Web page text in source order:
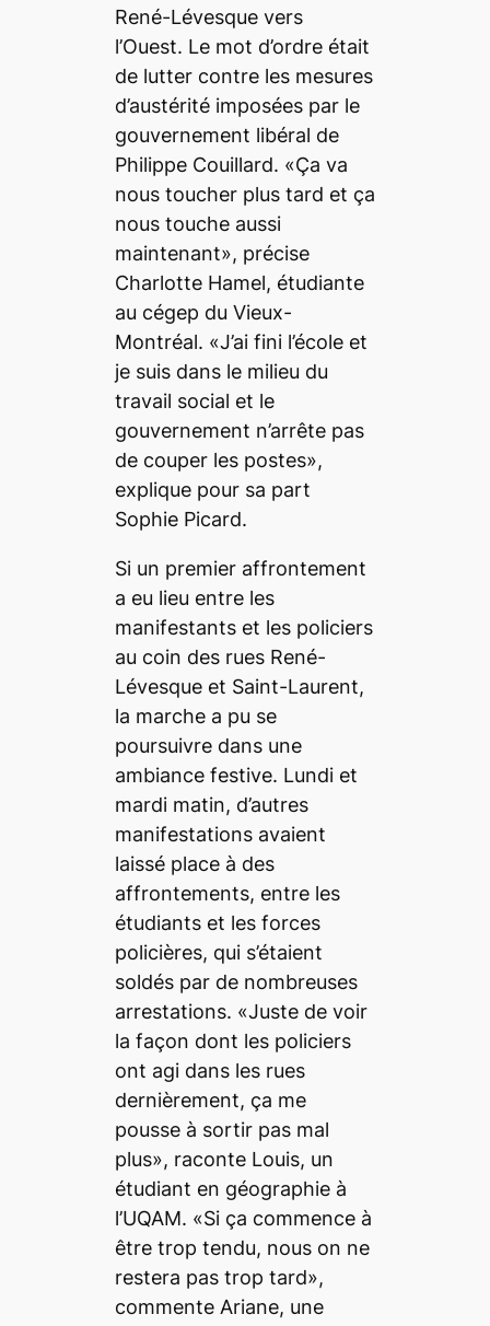
René-Lévesque vers
l’Ouest. Le mot d’ordre était
de lutter contre les mesures
d’austérité imposées par le
gouvernement libéral de
Philippe Couillard. «Ça va
nous toucher plus tard et ça
nous touche aussi
maintenant», précise
Charlotte Hamel, étudiante
au cégep du Vieux-
Montréal. «J’ai fini l’école et
je suis dans le milieu du
travail social et le
gouvernement n’arrête pas
de couper les postes»,
explique pour sa part
Sophie Picard.
Si un premier affrontement
a eu lieu entre les
manifestants et les policiers
au coin des rues René-
Lévesque et Saint-Laurent,
la marche a pu se
poursuivre dans une
ambiance festive. Lundi et
mardi matin, d’autres
manifestations avaient
laissé place à des
affrontements, entre les
étudiants et les forces
policières, qui s’étaient
soldés par de nombreuses
arrestations. «Juste de voir
la façon dont les policiers
ont agi dans les rues
dernièrement, ça me
pousse à sortir pas mal
plus», raconte Louis, un
étudiant en géographie à
l’UQAM. «Si ça commence à
être trop tendu, nous on ne
restera pas trop tard»,
commente Ariane, une